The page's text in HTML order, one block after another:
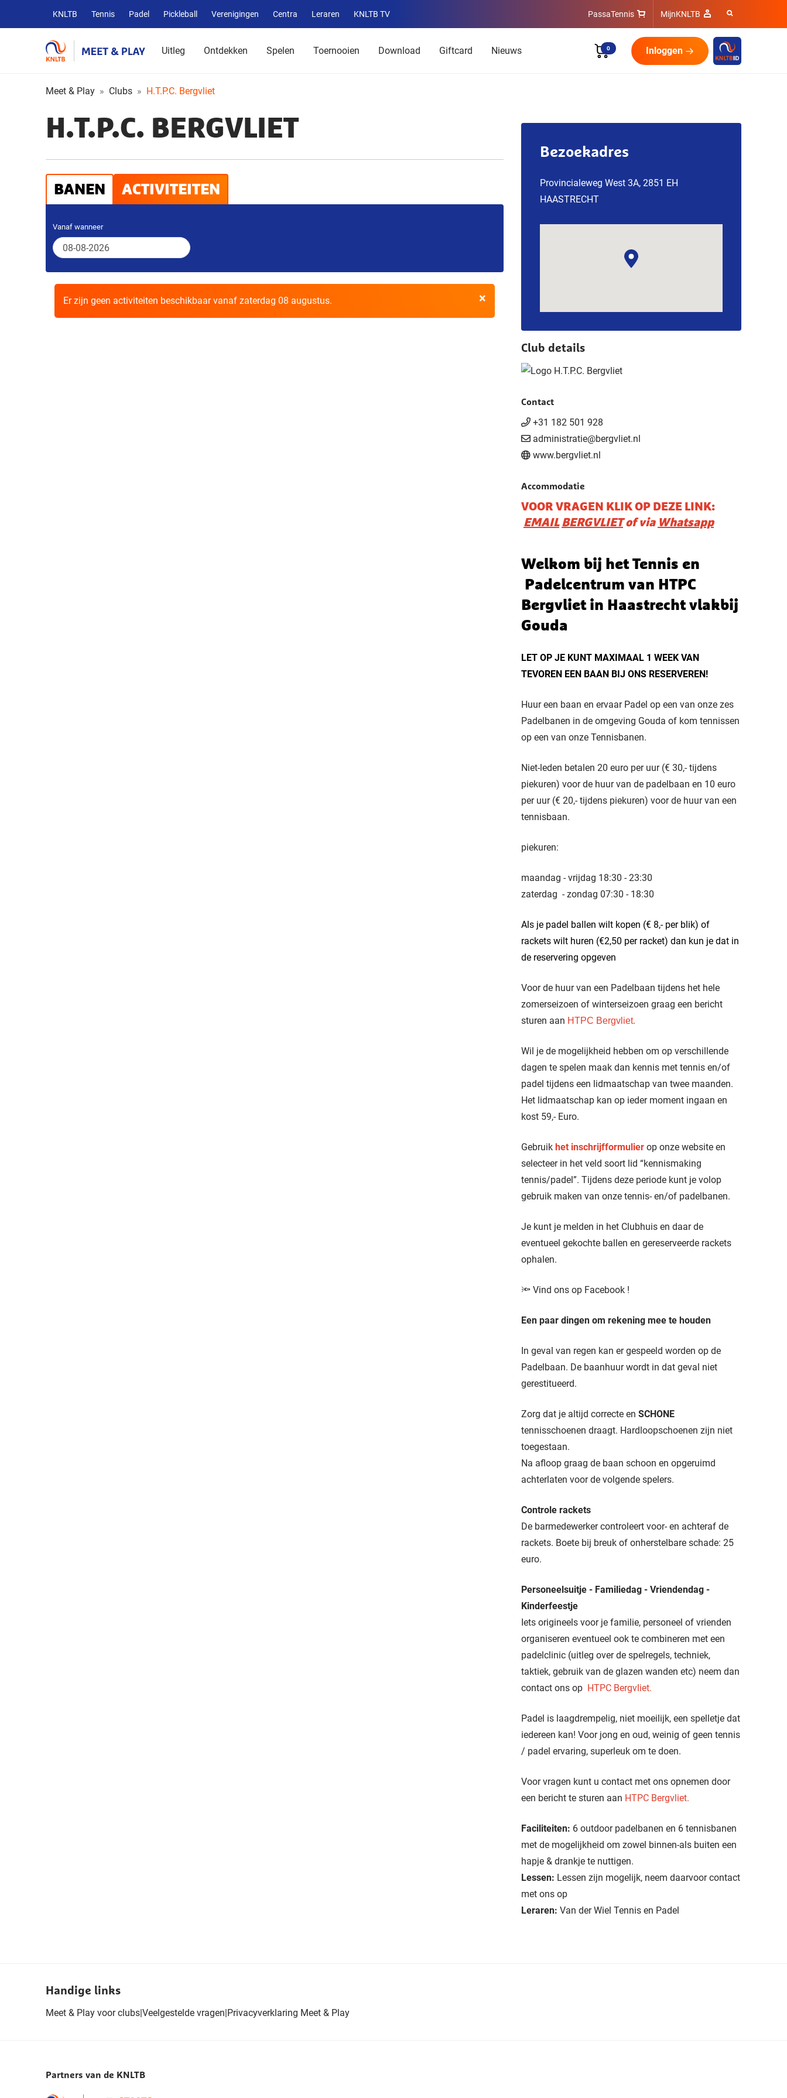
Overige
KNLTB
websites
KNLTB Tennis Padel Pickleball Verenigingen Centra Leraren KNLTB TV
Service
menu
PassaTennis MijnKNLTB
Uitleg Ontdekken Spelen Toernooien Download Giftcard Nieuws 0 Inloggen
Meet & Play Clubs H.T.P.C. Bergvliet
H.T.P.C. BERGVLIET
BANEN ACTIVITEITEN
Vanaf wanneer
×
Er zijn geen activiteiten beschikbaar vanaf zaterdag 08 augustus.
Bezoekadres
Provincialeweg West 3A, 2851 EH
HAASTRECHT
Club details
Contact
+31 182 501 928
administratie@bergvliet.nl
www.bergvliet.nl
Accommodatie
VOOR VRAGEN KLIK OP DEZE LINK:
EMAIL BERGVLIET of via Whatsapp
Welkom bij het Tennis en
Padelcentrum van HTPC
Bergvliet in Haastrecht vlakbij
Gouda
LET OP JE KUNT MAXIMAAL 1 WEEK VAN
TEVOREN EEN BAAN BIJ ONS RESERVEREN!
Huur een baan en ervaar Padel op een van onze zes
Padelbanen in de omgeving Gouda of kom tennissen
op een van onze Tennisbanen.
Niet-leden betalen 20 euro per uur (€ 30,- tijdens
piekuren) voor de huur van de padelbaan en 10 euro
per uur (€ 20,- tijdens piekuren) voor de huur van een
tennisbaan.
piekuren:
maandag - vrijdag 18:30 - 23:30
zaterdag - zondag 07:30 - 18:30
Als je padel ballen wilt kopen (€ 8,- per blik) of
rackets wilt huren (€2,50 per racket) dan kun je dat in
de reservering opgeven
Voor de huur van een Padelbaan tijdens het hele
zomerseizoen of winterseizoen graag een bericht
sturen aan HTPC Bergvliet.
Wil je de mogelijkheid hebben om op verschillende
dagen te spelen maak dan kennis met tennis en/of
padel tijdens een lidmaatschap van twee maanden.
Het lidmaatschap kan op ieder moment ingaan en
kost 59,- Euro.
Gebruik het inschrijfformulier op onze website en
selecteer in het veld soort lid “kennismaking
tennis/padel”. Tijdens deze periode kunt je volop
gebruik maken van onze tennis- en/of padelbanen.
Je kunt je melden in het Clubhuis en daar de
eventueel gekochte ballen en gereserveerde rackets
ophalen.
🔦 Vind ons op Facebook !
Een paar dingen om rekening mee te houden
In geval van regen kan er gespeeld worden op de
Padelbaan. De baanhuur wordt in dat geval niet
gerestitueerd.
Zorg dat je altijd correcte en SCHONE
tennisschoenen draagt. Hardloopschoenen zijn niet
toegestaan.
Na afloop graag de baan schoon en opgeruimd
achterlaten voor de volgende spelers.
Controle rackets
De barmedewerker controleert voor- en achteraf de
rackets. Boete bij breuk of onherstelbare schade: 25
euro.
Personeelsuitje - Familiedag - Vriendendag -
Kinderfeestje
Iets origineels voor je familie, personeel of vrienden
organiseren eventueel ook te combineren met een
padelclinic (uitleg over de spelregels, techniek,
taktiek, gebruik van de glazen wanden etc) neem dan
contact ons op HTPC Bergvliet.
Padel is laagdrempelig, niet moeilijk, een spelletje dat
iedereen kan! Voor jong en oud, weinig of geen tennis
/ padel ervaring, superleuk om te doen.
Voor vragen kunt u contact met ons opnemen door
een bericht te sturen aan HTPC Bergvliet.
Faciliteiten: 6 outdoor padelbanen en 6 tennisbanen
met de mogelijkheid om zowel binnen-als buiten een
hapje & drankje te nuttigen.
Lessen: Lessen zijn mogelijk, neem daarvoor contact
met ons op
Leraren: Van der Wiel Tennis en Padel
Handige links
Meet & Play voor clubs|Veelgestelde vragen|Privacyverklaring Meet & Play
Partners van de KNLTB